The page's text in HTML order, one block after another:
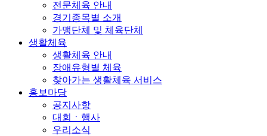
전문체육 안내
경기종목별 소개
가맹단체 및 체육단체
생활체육
생활체육 안내
장애유형별 체육
찾아가는 생활체육 서비스
홍보마당
공지사항
대회ㆍ행사
우리소식